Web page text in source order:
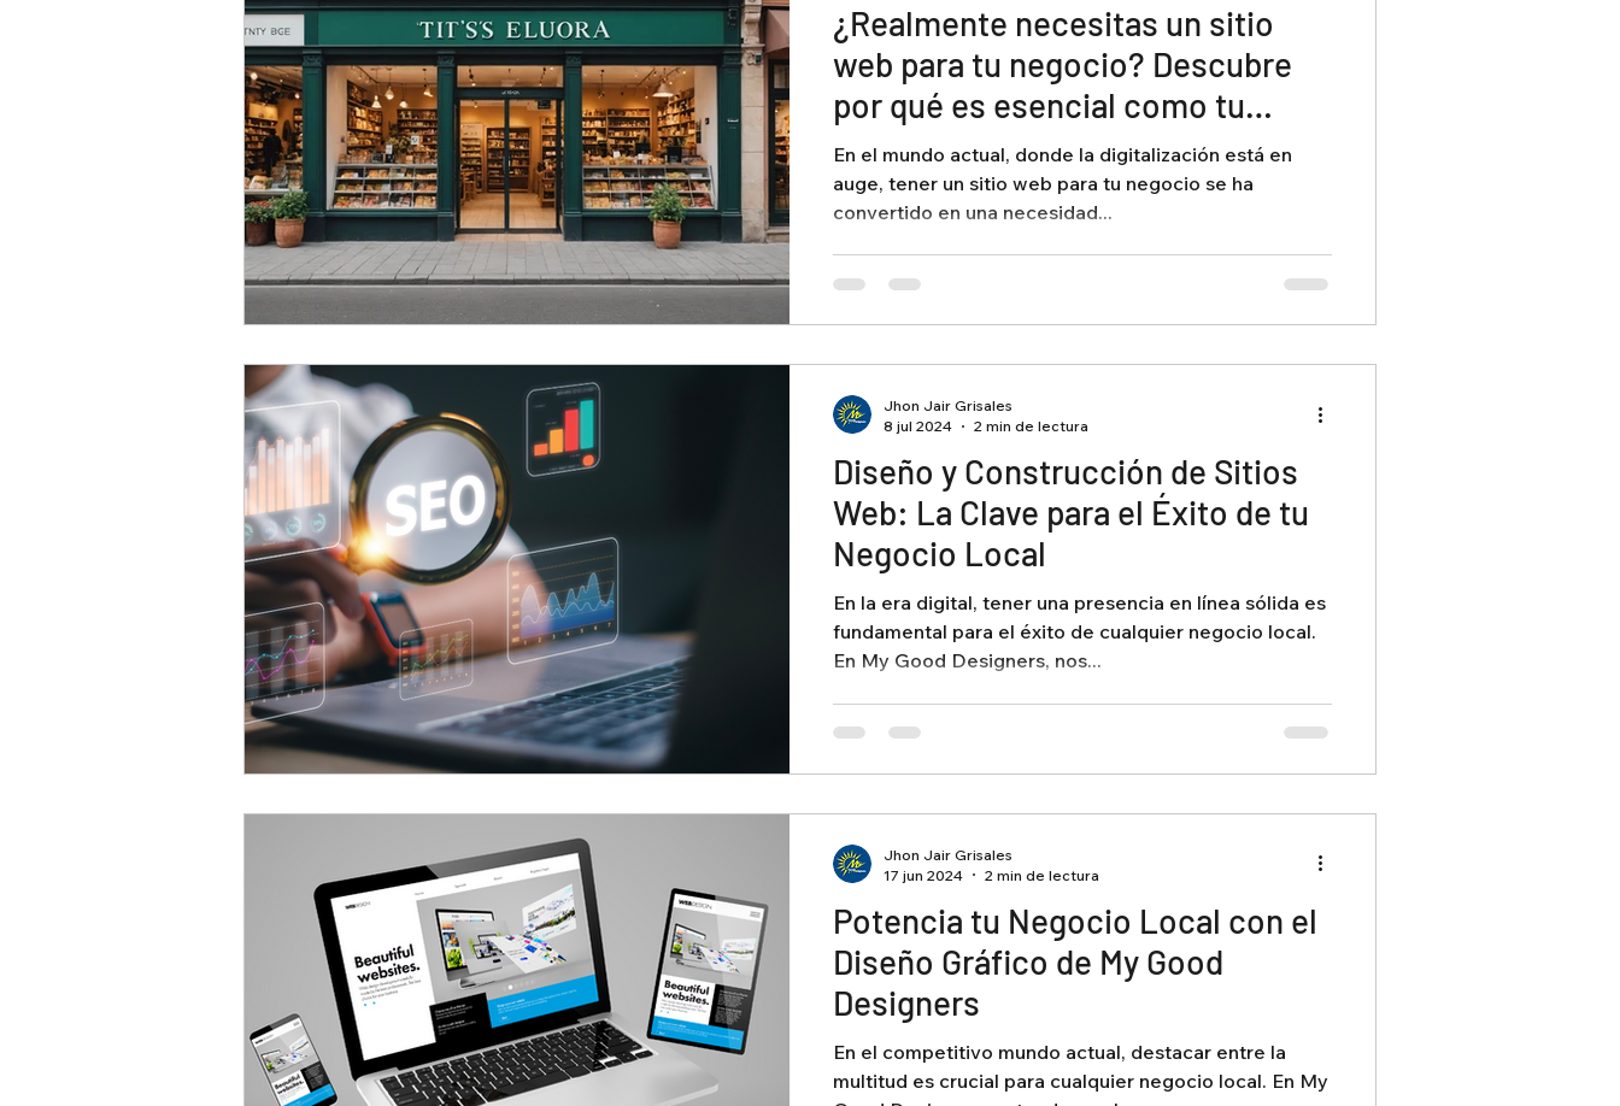
¿Realmente necesitas un sitio
web para tu negocio? Descubre
por qué es esencial como tu
número de teléfono.
En el mundo actual, donde la digitalización está en
auge, tener un sitio web para tu negocio se ha
convertido en una necesidad...
Diseño y Construcción de Sitios
Web: La Clave para el Éxito de tu
Negocio Local
En la era digital, tener una presencia en línea sólida es
fundamental para el éxito de cualquier negocio local.
En My Good Designers, nos...
Jhon Jair Grisales
8 jul 2024
2 min de lectura
Potencia tu Negocio Local con el
Diseño Gráfico de My Good
Designers
En el competitivo mundo actual, destacar entre la
multitud es crucial para cualquier negocio local. En My
Jhon Jair Grisales
17 jun 2024
2 min de lectura